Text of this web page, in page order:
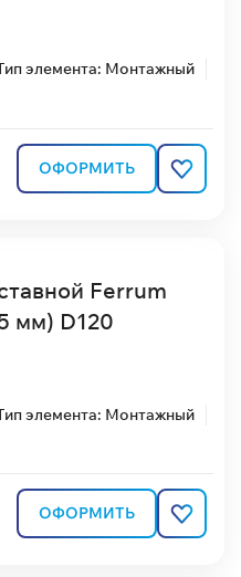
элемента: Монтажный
ОФОРМИТЬ
Ferrum
мм) D120
элемента: Монтажный
ОФОРМИТЬ